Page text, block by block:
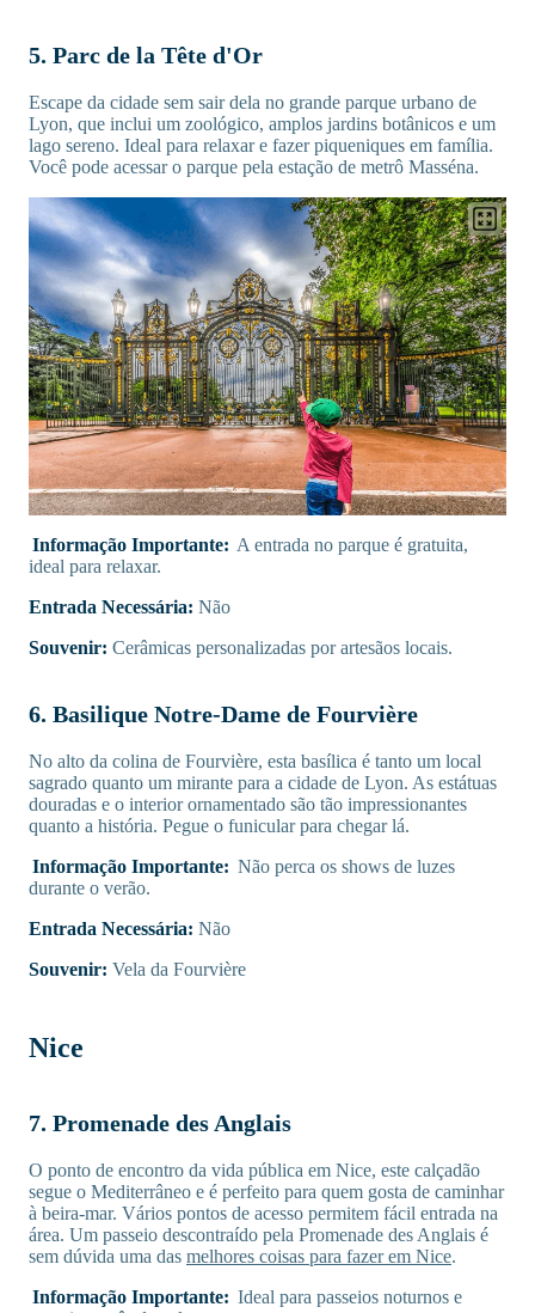
5. Parc de la Tête d'Or
Escape da cidade sem sair dela no grande parque urbano de
Lyon, que inclui um zoológico, amplos jardins botânicos e um
lago sereno. Ideal para relaxar e fazer piqueniques em família.
Você pode acessar o parque pela estação de metrô Masséna.
Informação Importante: A entrada no parque é gratuita,
ideal para relaxar.
Entrada Necessária: Não
Souvenir: Cerâmicas personalizadas por artesãos locais.
6. Basilique Notre-Dame de Fourvière
No alto da colina de Fourvière, esta basílica é tanto um local
sagrado quanto um mirante para a cidade de Lyon. As estátuas
douradas e o interior ornamentado são tão impressionantes
quanto a história. Pegue o funicular para chegar lá.
Informação Importante: Não perca os shows de luzes
durante o verão.
Entrada Necessária: Não
Souvenir: Vela da Fourvière
Nice
7. Promenade des Anglais
O ponto de encontro da vida pública em Nice, este calçadão
segue o Mediterrâneo e é perfeito para quem gosta de caminhar
à beira-mar. Vários pontos de acesso permitem fácil entrada na
área. Um passeio descontraído pela Promenade des Anglais é
sem dúvida uma das melhores coisas para fazer em Nice.
Informação Importante: Ideal para passeios noturnos e